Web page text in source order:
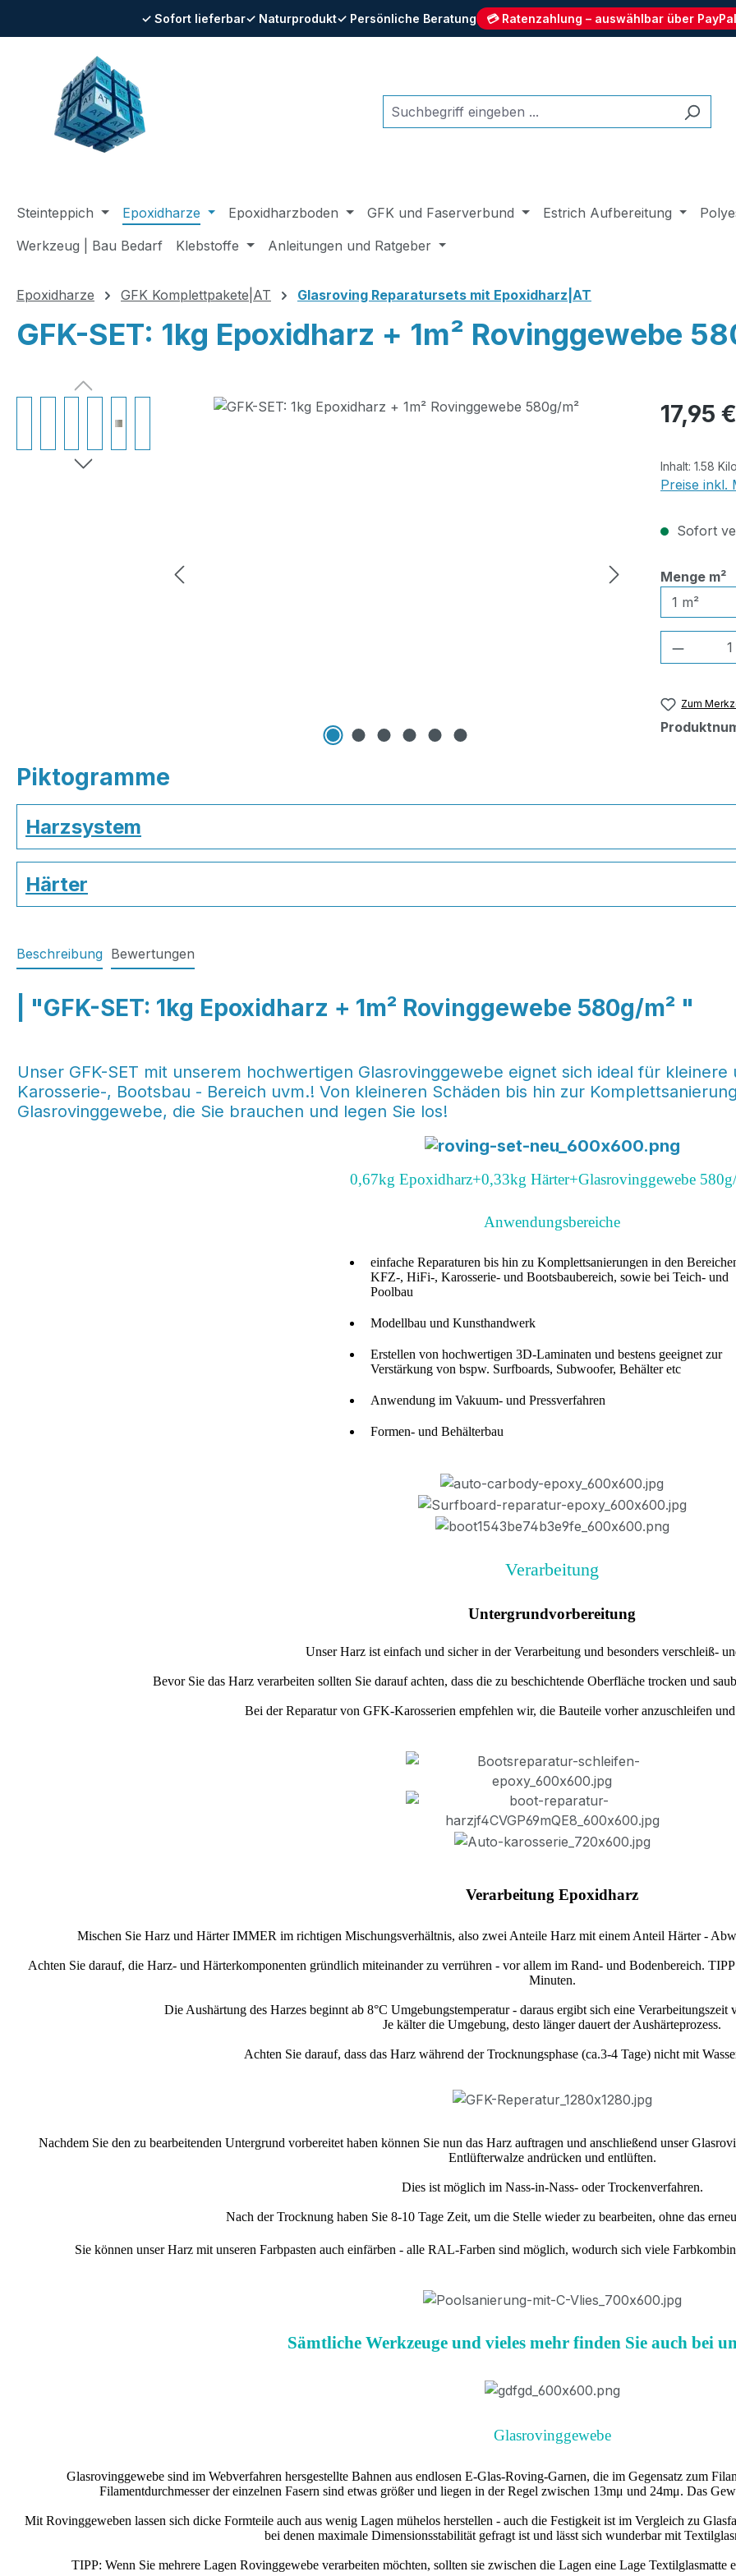
✓ Sofort lieferbar✓ Naturprodukt✓ Persönliche Beratung 💳 Ratenzahlung – auswählbar über
Hauptinhalt springen
Zur Suche springen
Zur Hauptnavigation springen
Steinteppich Epoxidharze Epoxidharzboden GFK und Faserverbund Estrich Aufbereitung
Werkzeug | Bau Bedarf
Klebstoffe Anleitungen und Ratgeber
Epoxidharze GFK Komplettpakete|AT Glasroving Reparatursets mit Epoxidharz|AT
GFK-SET: 1kg Epoxidharz + 1m² Rovinggewebe
Bildergalerie überspringen
Regulärer
17,95 €
Inhalt: 1.58
Preise inkl.
Sofort
Menge m²
Zum
Piktogramme
Harzsystem
Härter
Beschreibung Bewertungen
| "GFK-SET: 1kg Epoxidharz + 1m² Rovinggewebe 580g/m² "
Unser GFK-SET mit unserem hochwertigen Glasrovinggewebe eignet sich ideal für
Karosserie-, Bootsbau - Bereich uvm.! Von kleineren Schäden bis hin zur
Glasrovinggewebe, die Sie brauchen und legen Sie los!
0,67kg Epoxidharz+0,33kg Härter+Glasrovinggewebe
Anwendungsbereiche
einfache Reparaturen bis hin zu Komplettsanierungen in den
KFZ-, HiFi-, Karosserie- und Bootsbaubereich, sowie bei Teich- und
Poolbau
Modellbau und Kunsthandwerk
Erstellen von hochwertigen 3D-Laminaten und bestens geeignet zur
Verstärkung von bspw. Surfboards, Subwoofer, Behälter etc
Anwendung im Vakuum- und Pressverfahren
Formen- und Behälterbau
Verarbeitung
Untergrundvorbereitung
Unser Harz ist einfach und sicher in der Verarbeitung und besonders verschleiß-
Bevor Sie das Harz verarbeiten sollten Sie darauf achten, dass die zu beschichtende Oberfläche trocken und
Bei der Reparatur von GFK-Karosserien empfehlen wir, die Bauteile vorher anzuschleifen
Verarbeitung Epoxidharz
Mischen Sie Harz und Härter IMMER im richtigen Mischungsverhältnis, also zwei Anteile Harz mit einem Anteil Härter -
Achten Sie darauf, die Harz- und Härterkomponenten gründlich miteinander zu verrühren - vor allem im Rand- und Bodenbereich.
Minuten.
Die Aushärtung des Harzes beginnt ab 8°C Umgebungstemperatur - daraus ergibt sich eine
Je kälter die Umgebung, desto länger dauert der Aushärteprozess.
Achten Sie darauf, dass das Harz während der Trocknungsphase (ca.3-4 Tage) nicht mit
Nachdem Sie den zu bearbeitenden Untergrund vorbereitet haben können Sie nun das Harz auftragen und anschließend unser
Entlüfterwalze andrücken und entlüften.
Dies ist möglich im Nass-in-Nass- oder Trockenverfahren.
Nach der Trocknung haben Sie 8-10 Tage Zeit, um die Stelle wieder zu bearbeiten, ohne das
Sie können unser Harz mit unseren Farbpasten auch einfärben - alle RAL-Farben sind möglich, wodurch sich viele
Sämtliche Werkzeuge und vieles mehr finden Sie auch bei
Glasrovinggewebe
Glasrovinggewebe sind im Webverfahren hersgestellte Bahnen aus endlosen E-Glas-Roving-Garnen, die im Gegensatz zum
Filamentdurchmesser der einzelnen Fasern sind etwas größer und liegen in der Regel zwischen 13mμ und 24mμ. Das
Mit Rovinggeweben lassen sich dicke Formteile auch aus wenig Lagen mühelos herstellen - auch die Festigkeit ist im Vergleich zu
bei denen maximale Dimensionsstabilität gefragt ist und lässt sich wunderbar mit
TIPP: Wenn Sie mehrere Lagen Rovinggewebe verarbeiten möchten, sollten sie zwischen die Lagen eine Lage